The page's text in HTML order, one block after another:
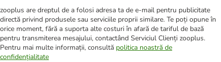
zooplus are dreptul de a folosi adresa ta de e-mail pentru publicitate
directă privind produsele sau serviciile proprii similare. Te poți opune în
orice moment, fără a suporta alte costuri în afară de tariful de bază
pentru transmiterea mesajului, contactând Serviciul Clienți zooplus.
Pentru mai multe informații, consultă politica noastră de
confidențialitate